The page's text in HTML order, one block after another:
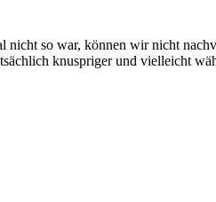
nicht so war, können wir nicht
knuspriger und vielleicht